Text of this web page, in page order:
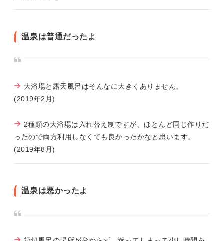
温泉は普通だったよ
大浴場と露天風呂はそんなに大きくありません。
(2019年2月)
2種類の大浴場は入れ替え制ですが、ほとんど同じ作りだ
ったので両方利用しなくても良かったかなと思います。
(2019年8月)
温泉は悪かったよ